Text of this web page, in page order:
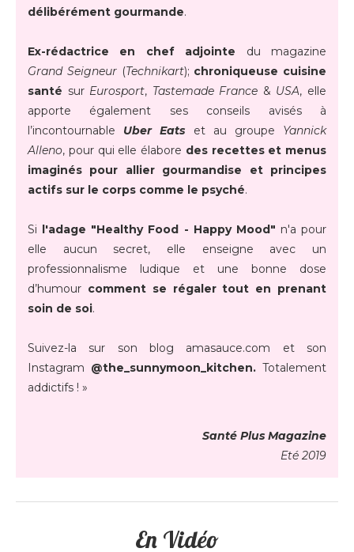
délibérément gourmande.
Ex-rédactrice en chef adjointe du magazine
Grand Seigneur(Technikart); chroniqueuse cuisine
santé sur Eurosport, Tastemade France & USA, elle
apporte également ses conseils avisés à
l’incontournable Uber Eats et au groupe Yannick
Alleno, pour qui elle élabore des recettes et menus
imaginés pour allier gourmandise et principes
actifs sur le corps comme le psyché.
Si l'adage "Healthy Food - Happy Mood" n'a pour
elle aucun secret, elle enseigne avec un
professionnalisme ludique et une bonne dose
d’humour comment se régaler tout en prenant
soin de soi.
Suivez-la sur son blog amasauce.com et son
Instagram @the_sunnymoon_kitchen. Totalement
addictifs ! »
Santé Plus Magazine
Eté 2019
En Vidéo